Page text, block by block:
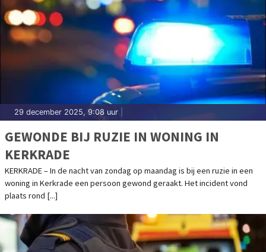
29 december 2025, 9:08 uur
GEWONDE BIJ RUZIE IN WONING IN
KERKRADE
KERKRADE – In de nacht van zondag op maandag is bij een ruzie in een
woning in Kerkrade een persoon gewond geraakt. Het incident vond
plaats rond [...]